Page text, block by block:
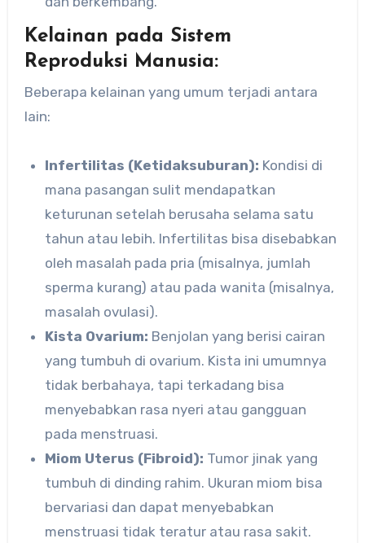
Kelainan pada Sistem
Reproduksi Manusia:
Beberapa kelainan yang umum terjadi antara
lain:
Infertilitas (Ketidaksuburan): Kondisi di
mana pasangan sulit mendapatkan
keturunan setelah berusaha selama satu
tahun atau lebih. Infertilitas bisa disebabkan
oleh masalah pada pria (misalnya, jumlah
sperma kurang) atau pada wanita (misalnya,
masalah ovulasi).
Kista Ovarium: Benjolan yang berisi cairan
yang tumbuh di ovarium. Kista ini umumnya
tidak berbahaya, tapi terkadang bisa
menyebabkan rasa nyeri atau gangguan
pada menstruasi.
Miom Uterus (Fibroid): Tumor jinak yang
tumbuh di dinding rahim. Ukuran miom bisa
bervariasi dan dapat menyebabkan
menstruasi tidak teratur atau rasa sakit.